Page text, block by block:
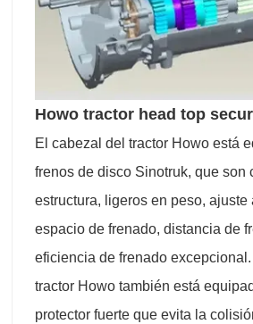
Howo tractor head top
El cabezal del tractor Howo está
frenos de disco Sinotruk, que son
estructura, ligeros en peso, ajuste
espacio de frenado, distancia de
eficiencia de frenado
tractor Howo también está
protector fuerte que evita la